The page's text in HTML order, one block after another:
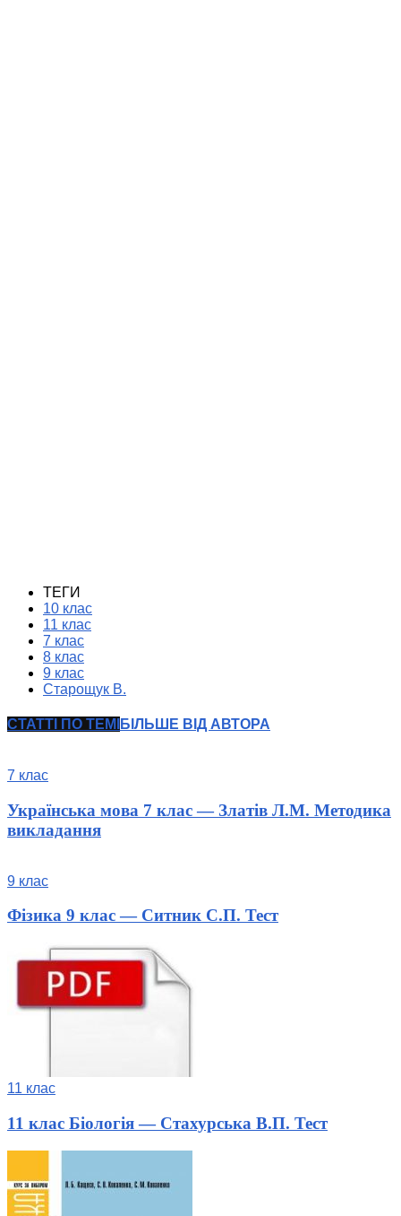
ТЕГИ
10 клас
11 клас
7 клас
8 клас
9 клас
Старощук В.
СТАТТІ ПО ТЕМІ БІЛЬШЕ ВІД АВТОРА
7 клас
Українська мова 7 клас — Златів Л.М. Методика
викладання
9 клас
Фізика 9 клас — Ситник С.П. Тест
11 клас
11 клас Біологія — Стахурська В.П. Тест